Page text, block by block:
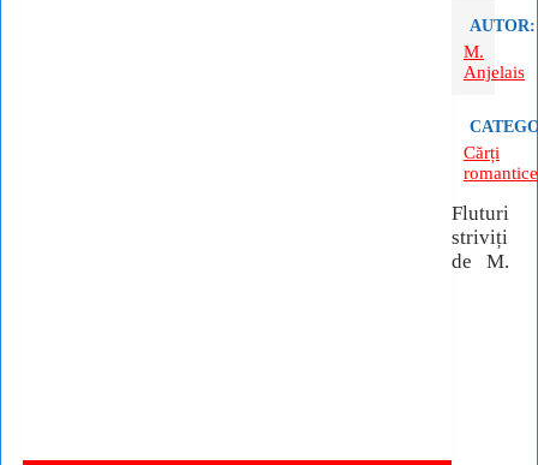
AUTOR:
M.
Anjelais
Cărți
romantice
Fluturi
striviți
de M.